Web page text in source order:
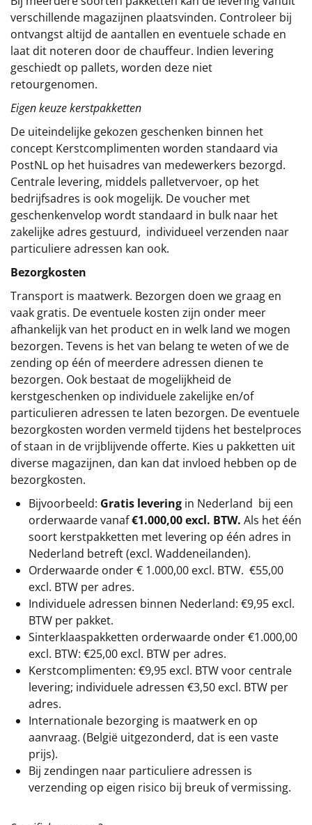
verschillende magazijnen plaatsvinden. Controleer bij
ontvangst altijd de aantallen en eventuele schade en
laat dit noteren door de chauffeur. Indien levering
geschiedt op pallets, worden deze niet
retourgenomen.
Eigen keuze kerstpakketten
De uiteindelijke gekozen geschenken binnen het
concept Kerstcomplimenten worden standaard via
PostNL op het huisadres van medewerkers bezorgd.
Centrale levering, middels palletvervoer, op het
bedrijfsadres is ook mogelijk. De voucher met
geschenkenvelop wordt standaard in bulk naar het
zakelijke adres gestuurd, individueel verzenden naar
particuliere adressen kan ook.
Bezorgkosten
Transport is maatwerk. Bezorgen doen we graag en
vaak gratis. De eventuele kosten zijn onder meer
afhankelijk van het product en in welk land we mogen
bezorgen. Tevens is het van belang te weten of we de
zending op één of meerdere adressen dienen te
bezorgen. Ook bestaat de mogelijkheid de
kerstgeschenken op individuele zakelijke en/of
particulieren adressen te laten bezorgen. De eventuele
bezorgkosten worden vermeld tijdens het bestelproces
of staan in de vrijblijvende offerte. Kies u pakketten uit
diverse magazijnen, dan kan dat invloed hebben op de
bezorgkosten.
Bijvoorbeeld: Gratis levering in Nederland bij een
orderwaarde vanaf€1.000,00 excl. BTW. Als het één
soort kerstpakketten met levering op één adres in
Nederland betreft (excl. Waddeneilanden).
Orderwaarde onder € 1.000,00 excl. BTW. €55,00
excl. BTW per adres.
Individuele adressen binnen Nederland: €9,95 excl.
BTW per pakket.
Sinterklaaspakketten orderwaarde onder €1.000,00
excl. BTW: €25,00 excl. BTW per adres.
Kerstcomplimenten: €9,95 excl. BTW voor centrale
levering; individuele adressen €3,50 excl. BTW per
adres.
Internationale bezorging is maatwerk en op
aanvraag. (België uitgezonderd, dat is een vaste
prijs).
Bij zendingen naar particuliere adressen is
verzending op eigen risico bij breuk of vermissing.